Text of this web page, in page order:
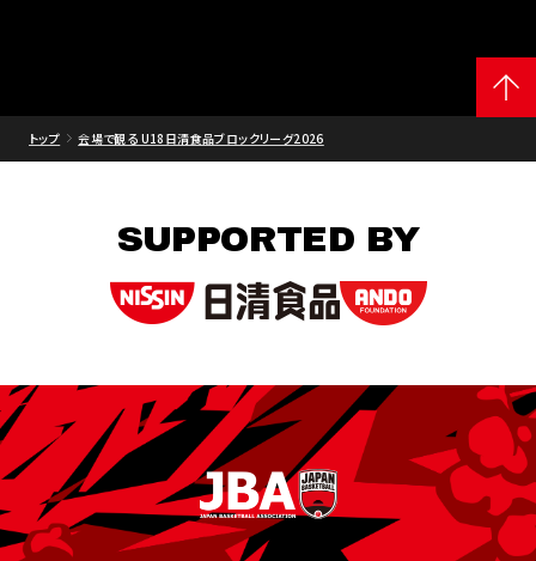
トップ 会場で観る U18日清食品ブロックリーグ2026
SUPPORTED BY